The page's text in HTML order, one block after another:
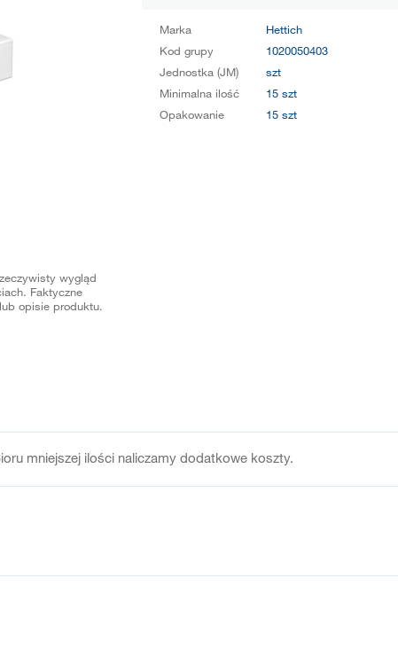
wygląd
Faktyczne
opisie produktu.
Marka
Hettich
Kod grupy
1020050403
Jednostka (JM)
szt
Minimalna ilość
15 szt
Opakowanie
15 szt
mniejszej ilości naliczamy dodatkowe koszty.